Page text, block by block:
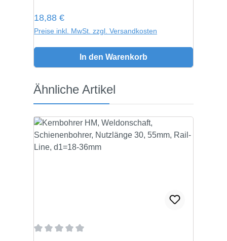
Regulärer Preis:
18,88 €
Preise inkl. MwSt. zzgl. Versandkosten
In den Warenkorb
Produktgalerie überspringen
Ähnliche Artikel